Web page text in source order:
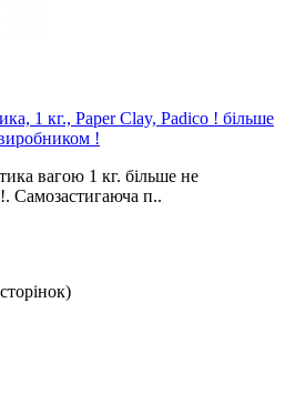
1 кг., Paper Clay, Padico ! більше
!
вагою 1 кг. більше не
Самозастигаюча п..